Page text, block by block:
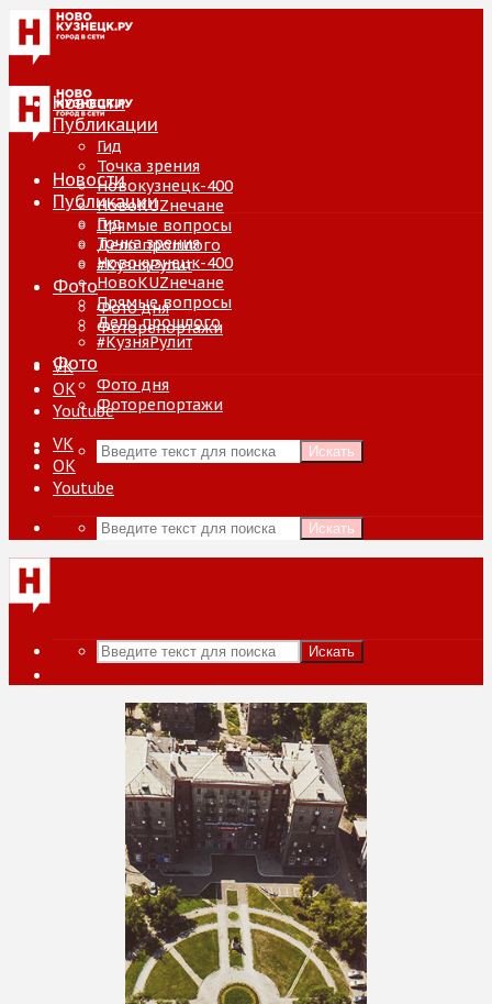
Новости
Публикации
Гид
Точка зрения
Новокузнецк-400
НовоKUZнечане
Прямые вопросы
Дело прошлого
#КузняРулит
Фото
Фото дня
Фоторепортажи
VK
ОК
Youtube
Искать
Новости
Публикации
Гид
Точка зрения
Новокузнецк-400
НовоKUZнечане
Прямые вопросы
Дело прошлого
#КузняРулит
Фото
Фото дня
Фоторепортажи
VK
ОК
Youtube
Искать
Искать